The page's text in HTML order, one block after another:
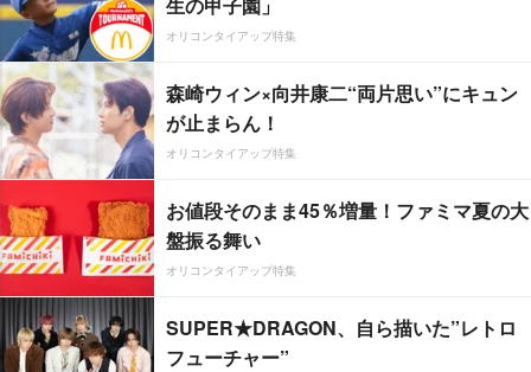
オリコンタイアップ特集
森崎ウィン×向井康二“両片思い”にキュン
が止まらん！
オリコンタイアップ特集
お値段そのまま45％増量！ファミマ夏の大
盤振る舞い
オリコンタイアップ特集
SUPER★DRAGON、自ら描いた”レトロ
フューチャー”